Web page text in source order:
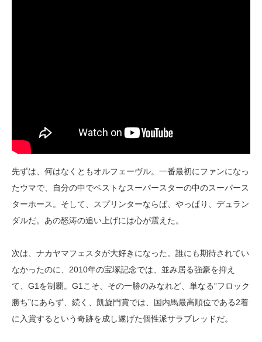
先ずは、何はなくともオルフェーヴル。一番最初にファンになっ
たウマで、自分の中でベストなスーパースターの中のスーパース
ターホース。そして、スプリンターならば、やっぱり、デュラン
ダルだ。あの怒涛の追い上げには心が震えた。
次は、ナカヤマフェスタが大好きになった。誰にも期待されてい
なかったのに、2010年の宝塚記念では、並み居る強豪を抑え
て、G1を制覇。G1こそ、その一勝のみなれど、単なる”フロック
勝ち”にあらず、続く、凱旋門賞では、国内馬最高順位である2着
に入賞するという奇跡を成し遂げた個性派サラブレッドだ。